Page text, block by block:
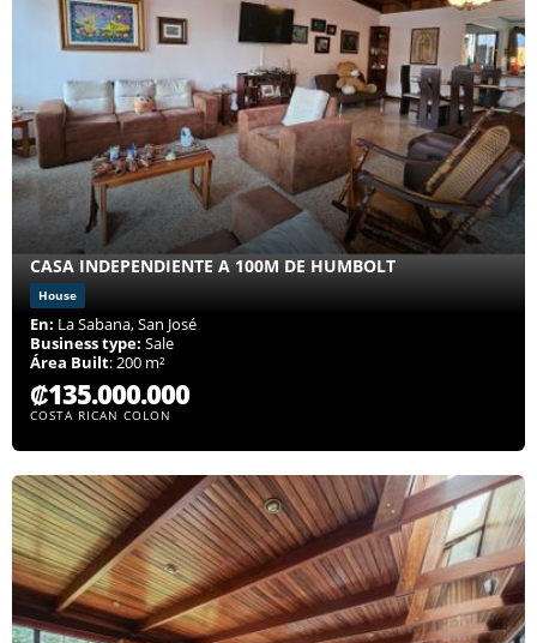
CASA INDEPENDIENTE A 100M DE HUMBOLT
House
En: La Sabana, San José
Business type: Sale
Área Built: 200 m²
₡135.000.000
COSTA RICAN COLON